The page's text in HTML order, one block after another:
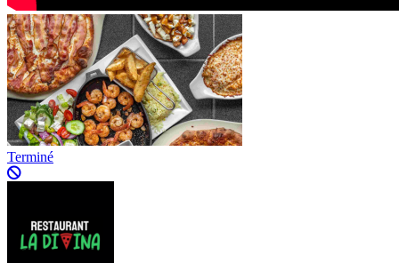
Terminé